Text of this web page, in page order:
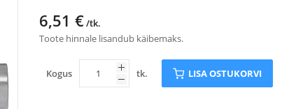
6,51 €/tk.
Toote hinnale lisandub käibemaks.
Kogus tk. LISA OSTUKORVI